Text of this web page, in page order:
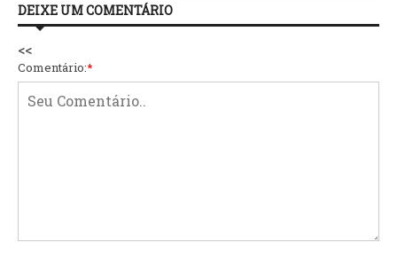
DEIXE UM COMENTÁRIO
<<
Comentário:*